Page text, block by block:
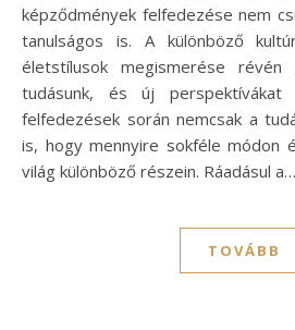
képződmények felfedezése nem
tanulságos is. A különböző
életstílusok megismerése révén
tudásunk, és új perspektívákat
felfedezések során nemcsak a
is, hogy mennyire sokféle módon
világ különböző részein. Ráadásul a…
TOVÁBB